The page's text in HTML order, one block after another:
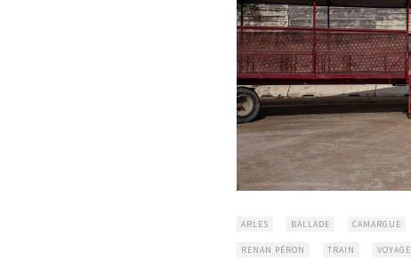
ARLES BALLADE CAMARGUE
RENAN PÉRON TRAIN VOYAGE